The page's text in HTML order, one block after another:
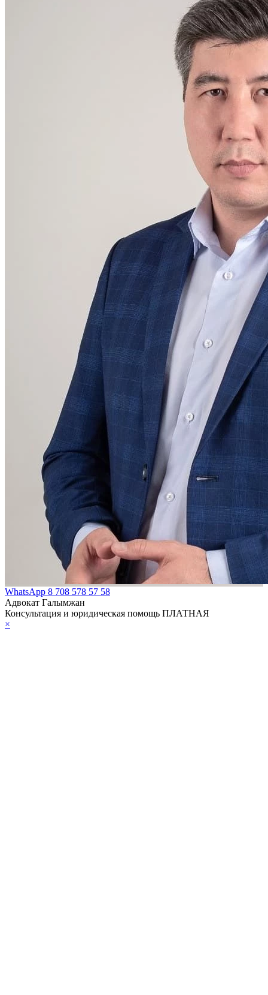
WhatsApp 8 708 578 57 58
Адвокат Галымжан
Консультация и юридическая помощь ПЛАТНАЯ
×